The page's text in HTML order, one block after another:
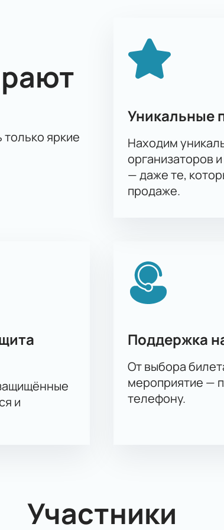
спортивного события и поддержать свою
выбор мест, чтобы каждый мог выбрать
пропустить ни секунды этого захватывающего
не только шанс увидеть игру любимых команд,
Купить билеты на нашем сайте — значит
важнейшем матче сезона.
яркие
Уникальные
Находим
организаторов
— даже те,
продаже.
и
Поддержка
От выбора
мероприятие —
телефону.
Участники